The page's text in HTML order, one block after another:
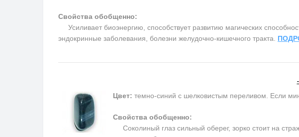
Свойства обобщенно:
Усиливает биоэнергию, способствует развитию магических
эндокринные заболевания, болезни желудочно-кишечного тракта.
Цвет: темно-синий с шелковистым переливом. Если
Свойства обобщенно:
Соколиный глаз сильный оберег, зорко стоит на